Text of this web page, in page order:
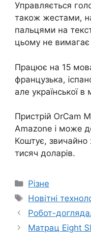
Управляється
також жестами,
пальцями на
цьому не вимагає
Працює на 15
французька,
але української
Пристрій OrCam
Amazone і може
Коштує,
тисяч доларів.
Категорії
Різне
Позначки
Новітні
Робот-
Матрац Eight